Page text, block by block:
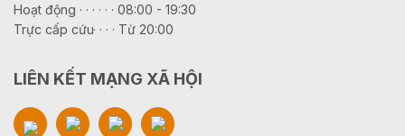
Hoạt động · · · · · · 08:00 - 19:30
Trực cấp cứu· · · · Từ 20:00
LIÊN KẾT MẠNG XÃ HỘI